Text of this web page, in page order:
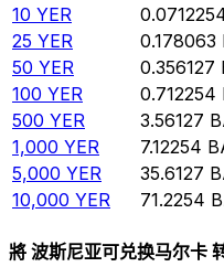
10 YER
25 YER 0.178063
50 YER 0.356127
100 YER 0.712254
500 YER 3.56127
1,000 YER 7.12254
5,000 YER 35.6127
10,000 YER 71.2254
將 波斯尼亚可兑换马尔卡